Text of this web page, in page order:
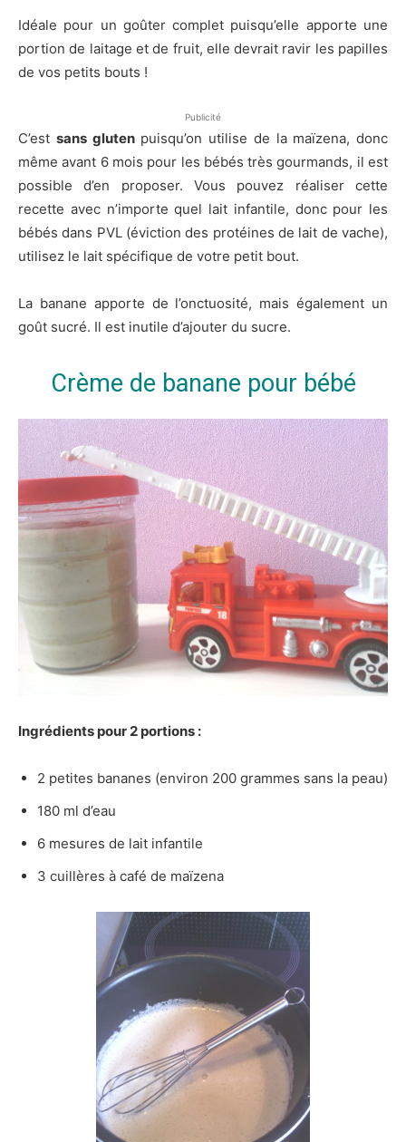
Idéale pour un goûter complet puisqu’elle apporte une
portion de laitage et de fruit, elle devrait ravir les papilles
de vos petits bouts !
Publicité
C’est sans glutenpuisqu’on utilise de la maïzena, donc
même avant 6 mois pour les bébés très gourmands, il est
possible d’en proposer. Vous pouvez réaliser cette
recette avec n’importe quel lait infantile, donc pour les
bébés dans PVL (éviction des protéines de lait de vache),
utilisez le lait spécifique de votre petit bout.
La banane apporte de l’onctuosité, mais également un
goût sucré. Il est inutile d’ajouter du sucre.
Crème de banane pour bébé
Ingrédients pour 2 portions :
2 petites bananes (environ 200 grammes sans la peau)
180 ml d’eau
6 mesures de lait infantile
3 cuillères à café de maïzena